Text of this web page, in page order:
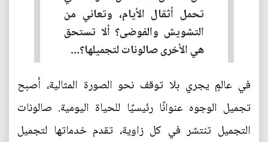
تحمل أثقال الأيام، وتعاني من
التشويش والفوضى؟ ألا تستحق
هي الأخرى صالونات لتجميلها؟...
في عالمٍ يجري بلا توقف نحو الصورة المثالية، أصبح
تجميل الوجوه عنوانًا رئيسيًا للحياة اليومية. صالونات
التجميل تنتشر في كل زاوية، تقدم خدماتها لتجميل